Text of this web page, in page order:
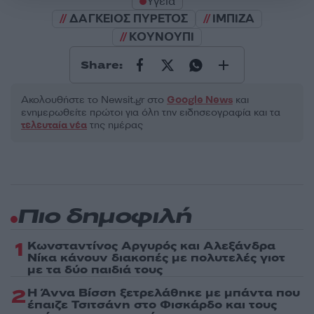
ΔΑΓΚΕΙΟΣ ΠΥΡΕΤΟΣ
ΙΜΠΙΖΑ
ΚΟΥΝΟΥΠΙ
Share:
Ακολουθήστε το Νewsit.gr στο Google News και
ενημερωθείτε πρώτοι για όλη την ειδησεογραφία και τα
τελευταία νέα της ημέρας
Πιο δημοφιλή
1 Κωνσταντίνος Αργυρός και Αλεξάνδρα
Νίκα κάνουν διακοπές με πολυτελές γιοτ
με τα δύο παιδιά τους
2Η Άννα Βίσση ξετρελάθηκε με μπάντα που
έπαιζε Τσιτσάνη στο Φισκάρδο και τους